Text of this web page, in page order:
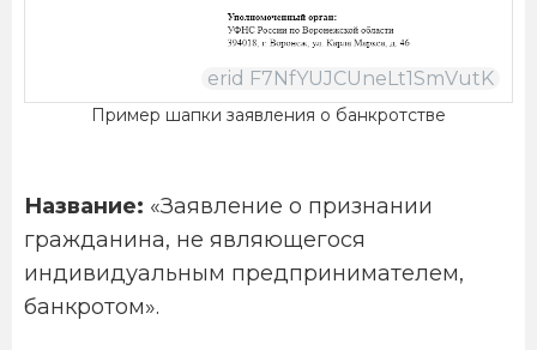
Пример шапки заявления о банкротстве
Название: «Заявление о признании
гражданина, не являющегося
индивидуальным предпринимателем,
банкротом».